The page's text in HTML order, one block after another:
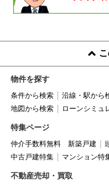
物件を探す
条件から検索 沿線・駅から
地図から検索
ローンシミュ
特集ページ
仲介手数料無料 新築戸建
中古戸建特集
マンション特
不動産売却・買取